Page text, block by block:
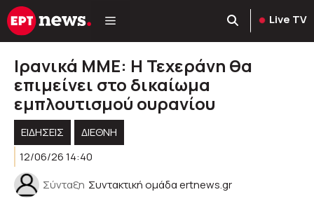
Μετάβαση
σε
Live TV
Ιρανικά ΜΜΕ: Η Τεχεράνη θα
επιμείνει στο δικαίωμα
εμπλουτισμού ουρανίου
ΕΙΔΗΣΕΙΣ
ΔΙΕΘΝΗ
12/06/26 14:40
Σύνταξη Συντακτική ομάδα ertnews.gr